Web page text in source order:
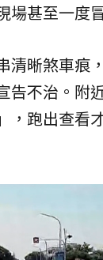
場甚至一度
晰煞車痕
告不治。附
跑出查看